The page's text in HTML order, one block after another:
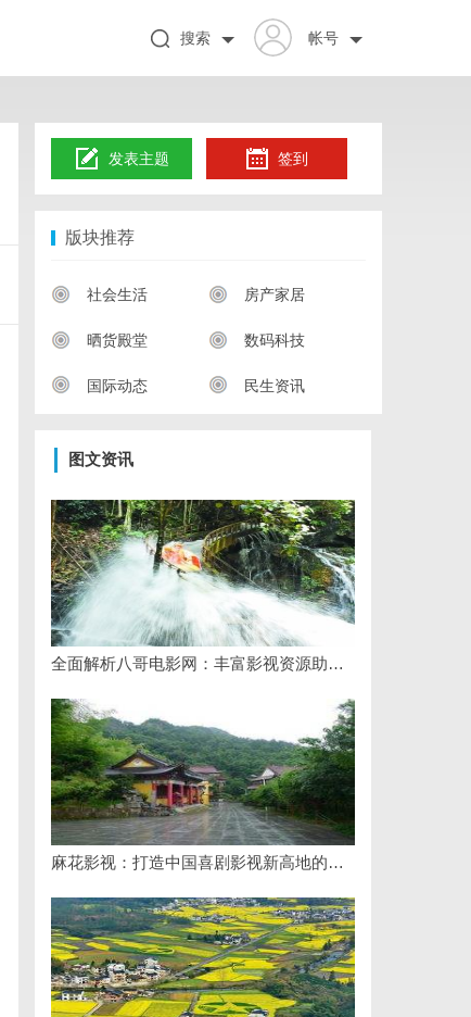
帐号
搜索
发表主题 签到
版块推荐
社会生活 房产家居
晒货殿堂 数码科技
国际动态 民生资讯
图文资讯
全面解析八哥电影网：丰富影视资源助力观影体验升级
麻花影视：打造中国喜剧影视新高地的创新典范